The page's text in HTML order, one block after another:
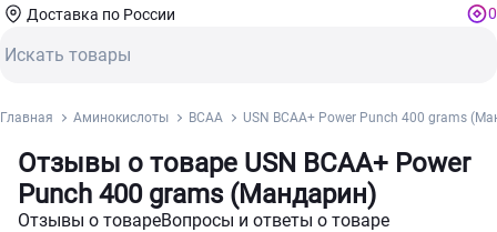
Доставка по России 0
Главная Аминокислоты BCAA USN BCAA+ Power Punch 400 grams
Отзывы о товаре USN BCAA+ Power
Punch 400 grams (Мандарин)
Отзывы о товареВопросы и ответы о товаре